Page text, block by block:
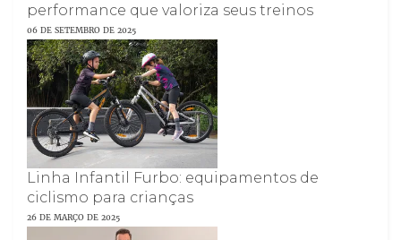
performance que valoriza seus treinos
06 DE SETEMBRO DE 2025
Linha Infantil Furbo: equipamentos de
ciclismo para crianças
26 DE MARÇO DE 2025